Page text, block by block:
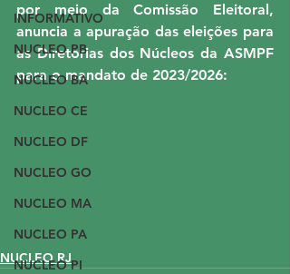
INFORMATIVO
NUCLEO PB
NUCLEO BA
NUCLEO CE
NUCLEO DF
NUCLEO GO
NUCLEO MA
NUCLEO PA
NUCLEO PI
por meio da Comissão Eleitoral,
anuncia a apuração das eleições para
as Diretorias dos Núcleos da ASMPF
para o mandato de 2023/2026:
NUCLEO RJ